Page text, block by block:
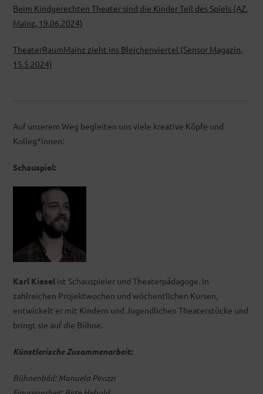
Beim Kindgerechten Theater sind die Kinder Teil des Spiels (AZ,
Mainz, 19.06.2024)
TheaterRaumMainz zieht ins Bleichenviertel (Sensor Magazin,
15.5.2024)
Auf unserem Weg begleiten uns viele kreative Köpfe und
Kolleg*innen:
Schauspiel:
Karl Kiesel ist Schauspieler und Theaterpädagoge. In
zahlreichen Projektwochen und wöchentlichen Kursen,
entwickelt er mit Kindern und Jugendlichen Theaterstücke und
bringt sie auf die Bühne.
Künstlerische Zusammenarbeit:
Bühnenbild: Manuela Pirozzi